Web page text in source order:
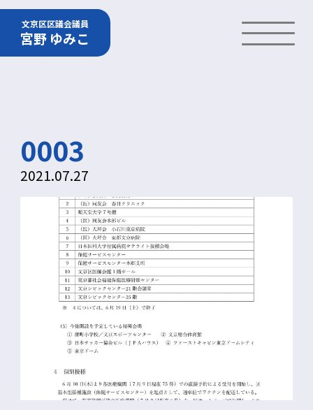
文京区区議会議員
宮野 ゆみこ
0003
2021.07.27